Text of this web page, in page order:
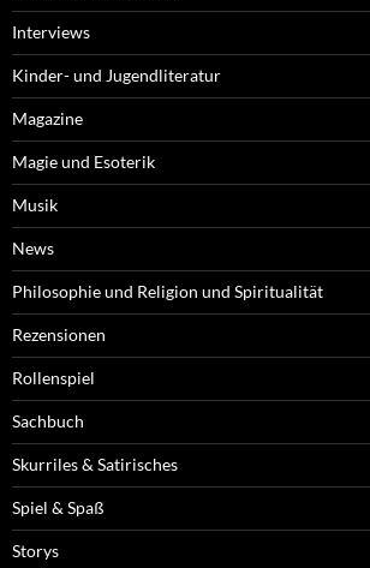
Interviews
Kinder- und Jugendliteratur
Magazine
Magie und Esoterik
Musik
News
Philosophie und Religion und Spiritualität
Rezensionen
Rollenspiel
Sachbuch
Skurriles & Satirisches
Spiel & Spaß
Storys